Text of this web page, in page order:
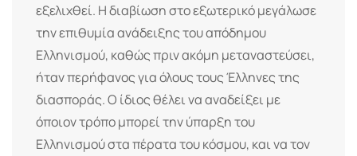
εξελιχθεί. Η διαβίωση στο εξωτερικό μεγάλωσε
την επιθυμία ανάδειξης του απόδημου
Ελληνισμού, καθώς πριν ακόμη μεταναστεύσει,
ήταν περήφανος για όλους τους Έλληνες της
διασποράς. Ο ίδιος θέλει να αναδείξει με
όποιον τρόπο μπορεί την ύπαρξη του
Ελληνισμού στα πέρατα του κόσμου, και να τον